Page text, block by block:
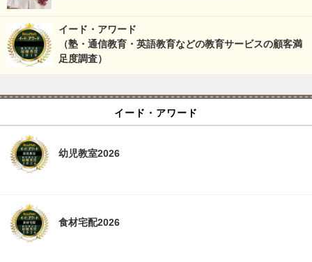
イード・アワード
（塾・通信教育・英語教育などの教育サービスの顧客満
足度調査）
イード・アワード
幼児教室2026
食材宅配2026